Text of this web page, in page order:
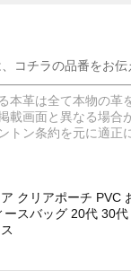
コチラの品番をお伝
本革は全て本物の革
載画面と異なる場合
トン条約を元に適正
クリアポーチ PVC
スバッグ 20代 30